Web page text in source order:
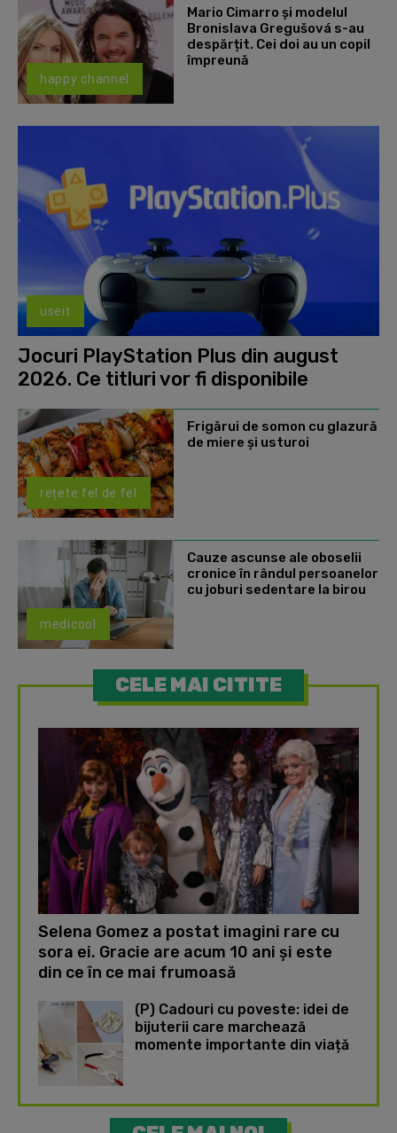
happy channel
Mario Cimarro și modelul
Bronislava Gregušová s-au
despărțit. Cei doi au un copil
împreună
useit
Jocuri PlayStation Plus din august
2026. Ce titluri vor fi disponibile
rețete fel de fel
Frigărui de somon cu glazură
de miere și usturoi
medicool
Cauze ascunse ale oboselii
cronice în rândul persoanelor
cu joburi sedentare la birou
CELE MAI CITITE
Selena Gomez a postat imagini rare cu
sora ei. Gracie are acum 10 ani și este
din ce în ce mai frumoasă
(P) Cadouri cu poveste: idei de
bijuterii care marchează
momente importante din viață